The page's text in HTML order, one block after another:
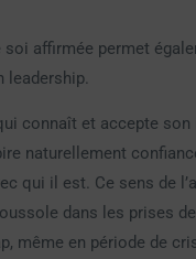
soi affirmée permet
leadership.
connaît et accepte
naturellement
qui il est. Ce sens de
dans les prises
même en période de